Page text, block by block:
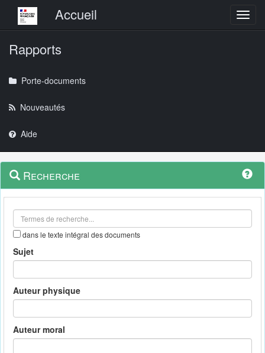
Menu principalAccueil
Rapports
Porte-documents
Nouveautés
Aide
Navigation
outils
Menu
contextuel
Recherche
dans le texte intégral des documents
Sujet
Auteur physique
Auteur moral